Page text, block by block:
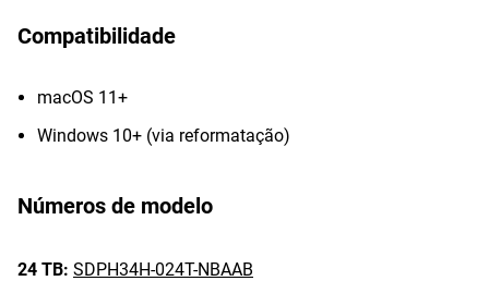
Compatibilidade
macOS 11+
Windows 10+ (via reformatação)
Números de modelo
24 TB: SDPH34H-024T-NBAAB